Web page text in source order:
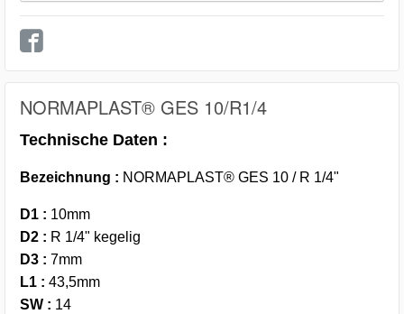
NORMAPLAST® GES 10/R1/4
Technische Daten :
Bezeichnung : NORMAPLAST® GES 10 / R 1/4"
D1 : 10mm
D2 : R 1/4" kegelig
D3 : 7mm
L1 : 43,5mm
SW : 14